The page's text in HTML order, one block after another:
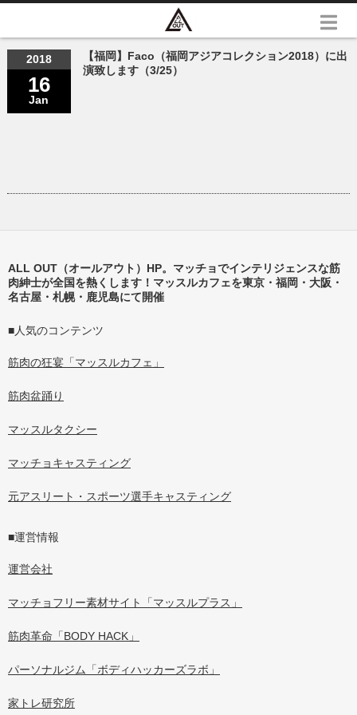
2018
16
Jan
【福岡】Faco（福岡アジアコレクション2018）に出
演致します（3/25）
ALL OUT（オールアウト）HP。マッチョでインテリジェンスな筋
肉紳士が全国を熱くします！マッスルカフェを東京・福岡・大阪・
名古屋・札幌・鹿児島にて開催
■人気のコンテンツ
筋肉の狂宴「マッスルカフェ」
筋肉盆踊り
マッスルタクシー
マッチョキャスティング
元アスリート・スポーツ選手キャスティング
■運営情報
運営会社
マッチョフリー素材サイト「マッスルプラス」
筋肉革命「BODY HACK」
パーソナルジム「ボディハッカーズラボ」
家トレ研究所